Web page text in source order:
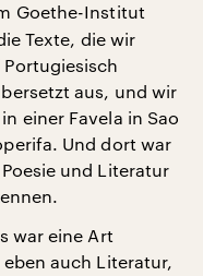
Goethe-Institut
Texte, die wir
aus, und wir
einer Favela in Sao
Und dort war
und Literatur
war eine Art
auch Literatur,